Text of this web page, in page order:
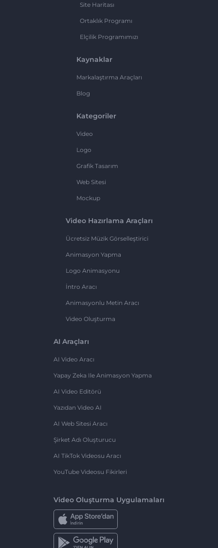
Site Haritası
Ortaklık Programı
Elçilik Programımızı
Kaynaklar
Markalaştırma Araçları
Blog
Kategoriler
Video
Logo
Grafik Tasarım
Web Sitesi
Mockup
Video Hazırlama Araçları
Ücretsiz Müzik Görselleştirici
Animasyon Yapma
Logo Animasyonu
İntro Aracı
Animasyonlu Metin Aracı
Video Oluşturma
AI Araçları
AI Video Aracı
Yapay Zeka Ile Animasyon Yapma
AI Video Editörü
Yazıdan Video AI
AI Web Sitesi Aracı
Şirket Adı Oluşturucu
AI TikTok Videosu Aracı
YouTube Videosu Fikirleri
Video Oluşturma Uygulamaları